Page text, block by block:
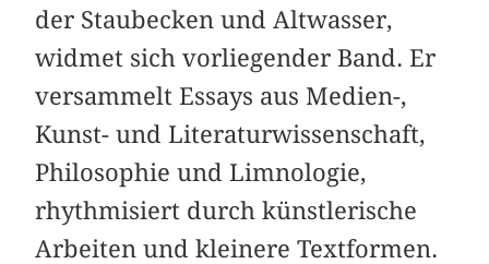
der Staubecken und Altwasser,
widmet sich vorliegender Band. Er
versammelt Essays aus Medien-,
Kunst- und Literaturwissenschaft,
Philosophie und Limnologie,
rhythmisiert durch künstlerische
Arbeiten und kleinere Textformen.